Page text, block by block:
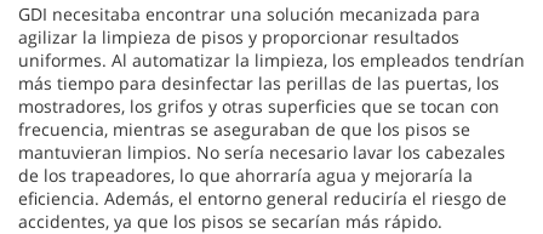
GDI necesitaba encontrar una solución mecanizada para
agilizar la limpieza de pisos y proporcionar resultados
uniformes. Al automatizar la limpieza, los empleados tendrían
más tiempo para desinfectar las perillas de las puertas, los
mostradores, los grifos y otras superficies que se tocan con
frecuencia, mientras se aseguraban de que los pisos se
mantuvieran limpios. No sería necesario lavar los cabezales
de los trapeadores, lo que ahorraría agua y mejoraría la
eficiencia. Además, el entorno general reduciría el riesgo de
accidentes, ya que los pisos se secarían más rápido.